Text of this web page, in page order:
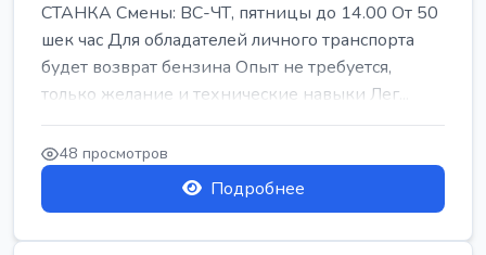
СТАНКА Смены: ВС-ЧТ, пятницы до 14.00 От 50
шек час Для обладателей личного транспорта
будет возврат бензина Опыт не требуется,
только желание и технические навыки Лег...
48 просмотров
Подробнее